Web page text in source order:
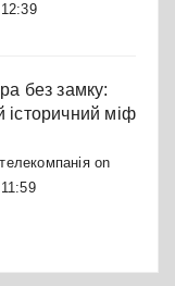
без замку:
історичний міф
on